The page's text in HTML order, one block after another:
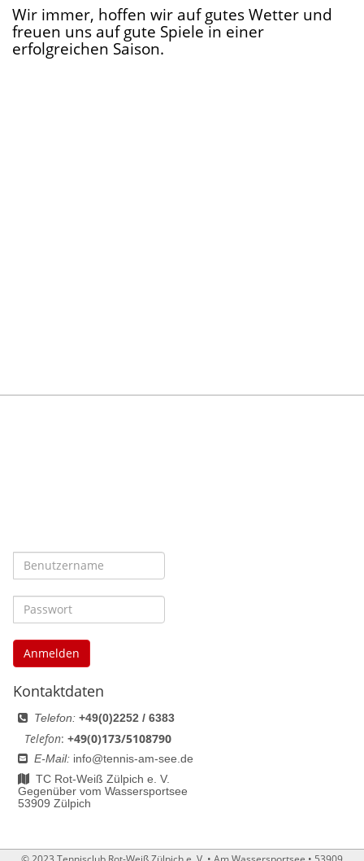
Wir immer, hoffen wir auf gutes Wetter und
freuen uns auf gute Spiele in einer
erfolgreichen Saison.
Anmelden
Kontaktdaten
Telefon: +49(0)2252 / 6383
Telefon: +49(0)173/5108790
E-Mail: info@tennis-am-see.de
TC Rot-Weiß Zülpich e. V.
Gegenüber vom Wassersportsee
53909 Zülpich